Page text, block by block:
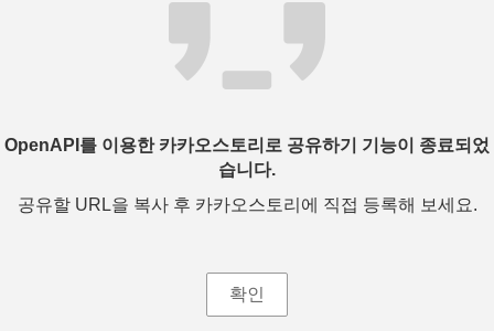
OpenAPI를 이용한 카카오스토리로 공유하기 기능이 종료되었
습니다.
공유할 URL을 복사 후 카카오스토리에 직접 등록해 보세요.
확인